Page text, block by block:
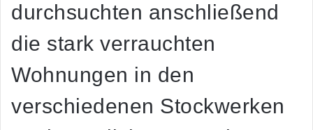
durchsuchten anschließend
die stark verrauchten
Wohnungen in den
verschiedenen Stockwerken